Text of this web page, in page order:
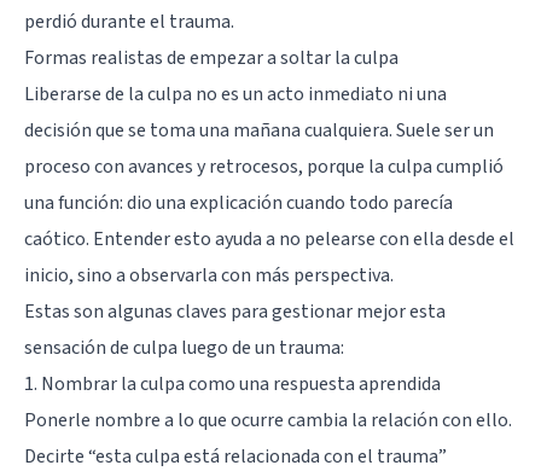
perdió durante el trauma.
Formas realistas de empezar a soltar la culpa
Liberarse de la culpa no es un acto inmediato ni una
decisión que se toma una mañana cualquiera. Suele ser un
proceso con avances y retrocesos, porque la culpa cumplió
una función: dio una explicación cuando todo parecía
caótico. Entender esto ayuda a no pelearse con ella desde el
inicio, sino a observarla con más perspectiva.
Estas son algunas claves para gestionar mejor esta
sensación de culpa luego de un trauma:
1. Nombrar la culpa como una respuesta aprendida
Ponerle nombre a lo que ocurre cambia la relación con ello.
Decirte “esta culpa está relacionada con el trauma”